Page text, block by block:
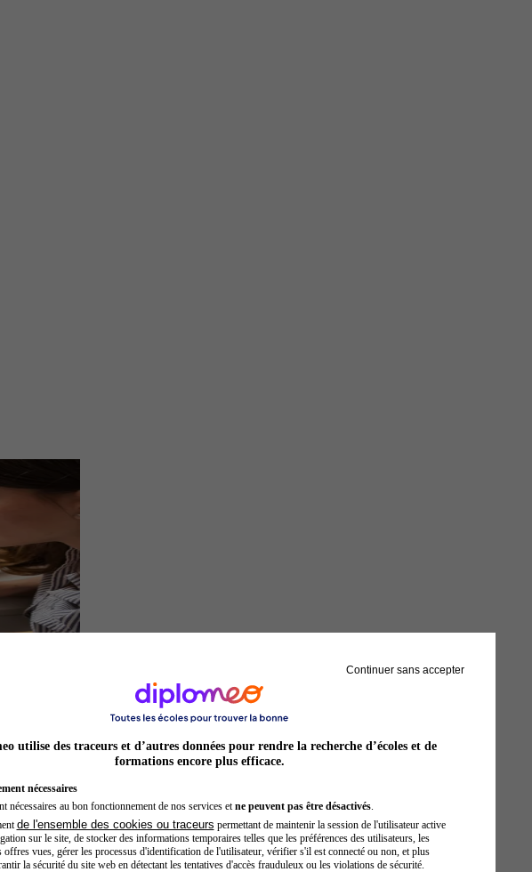
Continuer sans accepter
utilise des traceurs et d’autres données pour rendre la recherche d’écoles et de
formations encore plus efficace.
nécessaires
nécessaires au bon fonctionnement de nos services et ne peuvent pas être désactivés.
de l'ensemble des cookies ou traceurs permettant de maintenir la session de l'utilisateur active
sur le site, de stocker des informations temporaires telles que les préférences des utilisateurs, les
offres vues, gérer les processus d'identification de l'utilisateur, vérifier s'il est connecté ou non, et plus
la sécurité du site web en détectant les tentatives d'accès frauduleux ou les violations de sécurité.